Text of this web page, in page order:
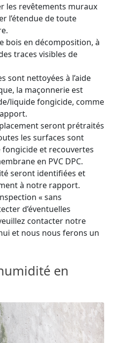
les revêtements muraux
l’étendue de toute
bois en décomposition, à
traces visibles de
sont nettoyées à l’aide
la maçonnerie est
liquide fongicide, comme
seront prétraités
les surfaces sont
fongicide et recouvertes
en PVC DPC.
seront identifiées et
à notre rapport.
« sans
d’éventuelles
contacter notre
et nous nous ferons un
en